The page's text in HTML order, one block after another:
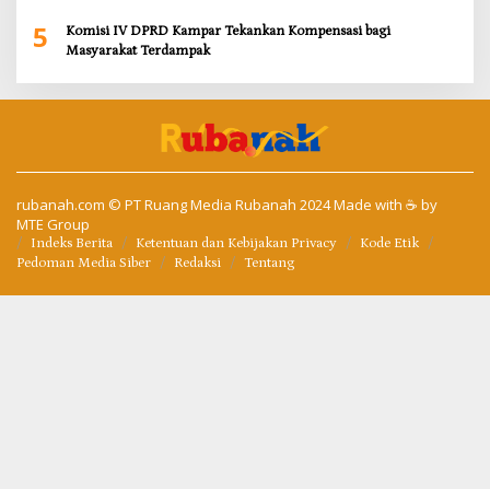
5
Komisi IV DPRD Kampar Tekankan Kompensasi bagi
Masyarakat Terdampak
rubanah.com © PT Ruang Media Rubanah 2024 Made with ☕ by
MTE Group
Indeks Berita Ketentuan dan Kebijakan Privacy
Kode Etik
Pedoman Media Siber
Redaksi Tentang